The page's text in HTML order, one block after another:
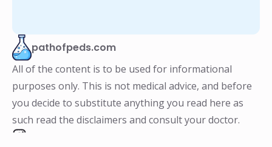
pathofpeds.com
All of the content is to be used for informational
purposes only. This is not medical advice, and before
you decide to substitute anything you read here as
such read the disclaimers and consult your doctor.